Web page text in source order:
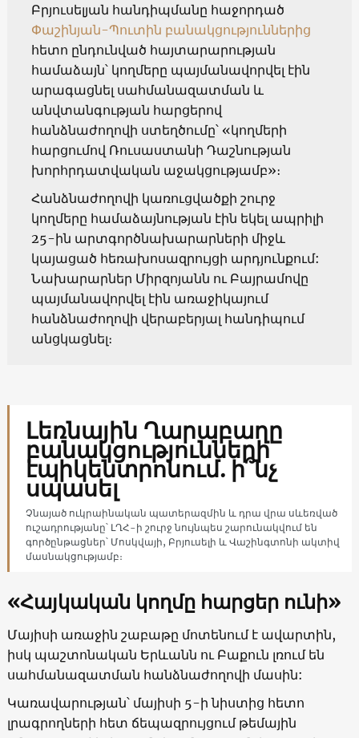
Բրյուսելյան հանդիպմանը հաջորդած
Փաշինյան-Պուտին բանակցություններից
հետո ընդունված հայտարարության
համաձայն՝ կողմերը պայմանավորվել էին
արագացնել սահմանազատման և
անվտանգության հարցերով
հանձնաժողովի ստեղծումը՝ «կողմերի
հարցումով Ռուսաստանի Դաշնության
խորհրդատվական աջակցությամբ»։
Հանձնաժողովի կառուցվածքի շուրջ
կողմերը համաձայնության էին եկել ապրիլի
25-ին արտգործնախարարների միջև
կայացած հեռախոսազրույցի արդյունքում:
Նախարարներ Միրզոյանն ու Բայրամովը
պայմանավորվել էին առաջիկայում
հանձնաժողովի վերաբերյալ հանդիպում
անցկացնել։
Լեռնային Ղարաբաղը
բանակցությունների
էպիկենտրոնում. ի՞նչ
սպասել
Չնայած ուկրաինական պատերազմին և դրա վրա սևեռված
ուշադրությանը՝ ԼՂՀ-ի շուրջ նույնպես շարունակվում են
գործընթացներ՝ Մոսկվայի, Բրյուսելի և Վաշինգտոնի ակտիվ
մասնակցությամբ։
«Հայկական կողմը հարցեր ունի»
Մայիսի առաջին շաբաթը մոտենում է ավարտին,
իսկ պաշտոնական Երևանն ու Բաքուն լռում են
սահմանազատման հանձնաժողովի մասին:
Կառավարության՝ մայիսի 5-ի նիստից հետո
լրագրողների հետ ճեպազրույցում թեմային